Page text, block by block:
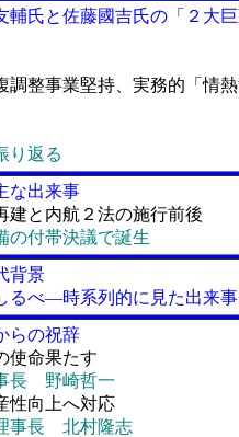
輔氏と佐藤國吉氏の「２大
調整事業堅持、実務的「情
り返る
な出来事
建と内航２法の施行前後
の付帯決議で誕生
背景
るべ―時系列的に見た出来事
らの祝辞
使命果たす
長 野崎哲一
向上へ対応
事長 北村隆志